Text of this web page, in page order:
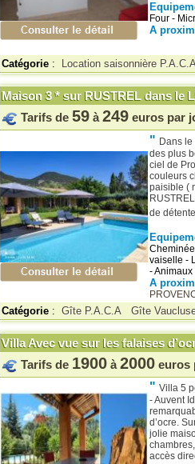
Four -
A
Catégorie : Location saisonnière
Maison 3 * sur RUSTREL dans le
Tarifs de 59 à 249 euros par
" Dans
des plus
ciel de
couleurs
paisible (
de
vaiselle -
- Animaux
A
Catégorie : Gîte P.A.C.A Gîte
Villa Avec vue sur les falaises
Tarifs de 1900 à 2000 euros
" Villa 5
- Auvent
d’ocre.
jolie
accès